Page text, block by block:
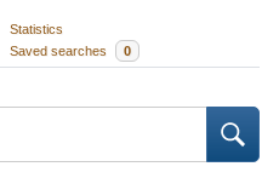
Statistics
Saved searches 0